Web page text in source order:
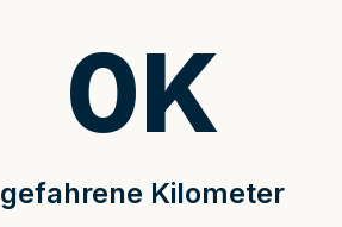
gefahrene Kilometer
0K